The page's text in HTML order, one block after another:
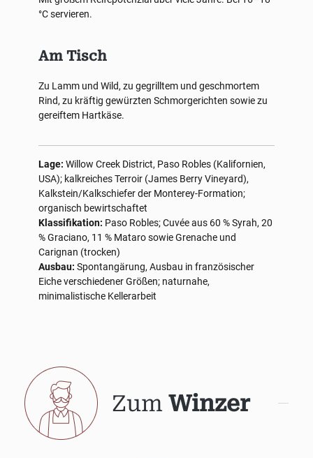
°C servieren.
Am Tisch
Zu Lamm und Wild, zu gegrilltem und geschmortem
Rind, zu kräftig gewürzten Schmorgerichten sowie zu
gereiftem Hartkäse.
Lage: Willow Creek District, Paso Robles (Kalifornien,
USA); kalkreiches Terroir (James Berry Vineyard),
Kalkstein/Kalkschiefer der Monterey-Formation;
organisch bewirtschaftet
Klassifikation: Paso Robles; Cuvée aus 60 % Syrah, 20
% Graciano, 11 % Mataro sowie Grenache und
Carignan (trocken)
Ausbau: Spontangärung, Ausbau in französischer
Eiche verschiedener Größen; naturnahe,
minimalistische Kellerarbeit
Zum Winzer